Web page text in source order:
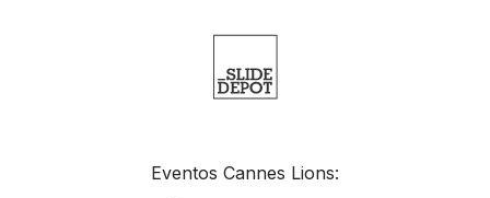
Eventos Cannes Lions: